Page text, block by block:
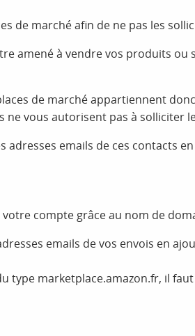
de marché afin de ne pas les
amené à vendre vos produits
de marché appartiennent
ne vous autorisent pas à solliciter
emails de ces contacts
compte grâce au nom de
emails de vos envois en
type marketplace.amazon.fr, il